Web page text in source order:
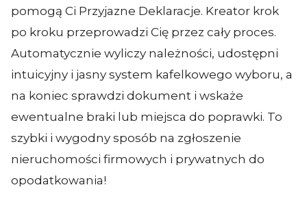
pomogą Ci Przyjazne Deklaracje. Kreator krok
po kroku przeprowadzi Cię przez cały proces.
Automatycznie wyliczy należności, udostępni
intuicyjny i jasny system kafelkowego wyboru, a
na koniec sprawdzi dokument i wskaże
ewentualne braki lub miejsca do poprawki. To
szybki i wygodny sposób na zgłoszenie
nieruchomości firmowych i prywatnych do
opodatkowania!